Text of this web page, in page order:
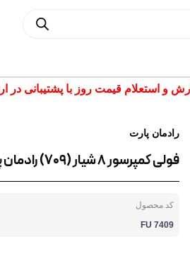
قیمت روز با پشتیبانی در ارتباط
رادمان پارت
فولی کمپرسور 8 شیار (709) رادمان پارت کد FU 7409
کد محصول
FU 7409